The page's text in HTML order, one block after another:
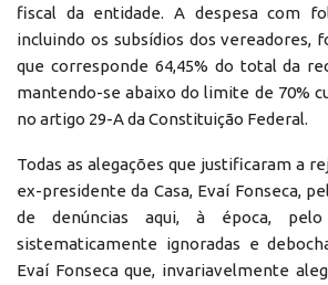
fiscal da entidade. A despesa com
incluindo os subsídios dos vereadores,
que corresponde 64,45% do total da
mantendo-se abaixo do limite de 70%
no artigo 29-A da Constituição Federal.
Todas as alegações que justificaram a
ex-presidente da Casa, Evaí Fonseca,
de denúncias aqui, à época,
sistematicamente ignoradas e
Evaí Fonseca que, invariavelmente